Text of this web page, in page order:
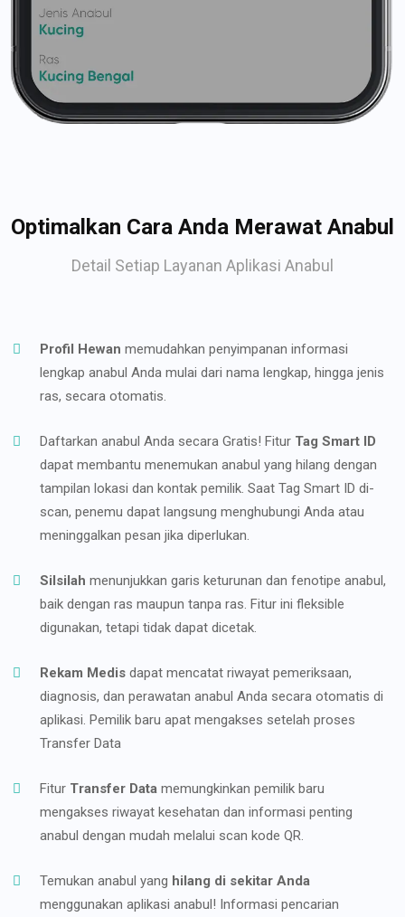
Optimalkan Cara Anda Merawat Anabul
Detail Setiap Layanan Aplikasi Anabul
Profil Hewan memudahkan penyimpanan informasi
lengkap anabul Anda mulai dari nama lengkap, hingga jenis
ras, secara otomatis.
Daftarkan anabul Anda secara Gratis! Fitur Tag Smart ID
dapat membantu menemukan anabul yang hilang dengan
tampilan lokasi dan kontak pemilik. Saat Tag Smart ID di-
scan, penemu dapat langsung menghubungi Anda atau
meninggalkan pesan jika diperlukan.
Silsilah menunjukkan garis keturunan dan fenotipe anabul,
baik dengan ras maupun tanpa ras. Fitur ini fleksible
digunakan, tetapi tidak dapat dicetak.
Rekam Medis dapat mencatat riwayat pemeriksaan,
diagnosis, dan perawatan anabul Anda secara otomatis di
aplikasi. Pemilik baru apat mengakses setelah proses
Transfer Data
Fitur Transfer Data memungkinkan pemilik baru
mengakses riwayat kesehatan dan informasi penting
anabul dengan mudah melalui scan kode QR.
Temukan anabul yang hilang di sekitar Anda
menggunakan aplikasi anabul! Informasi pencarian